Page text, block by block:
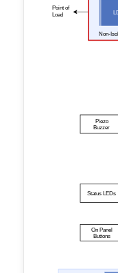
On Panel
Buttons
Point of
Load
Status LEDs
Piezo
Buzzer
Non-